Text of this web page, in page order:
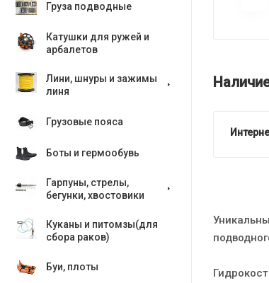
Груза подводные
Катушки для ружей и
арбалетов
Лини, шнуры и зажимы
линя
Грузовые пояса
Боты и гермообувь
Гарпуны, стрелы,
бегунки, хвостовики
Куканы и питомзы(для
сбора раков)
Буи, плоты